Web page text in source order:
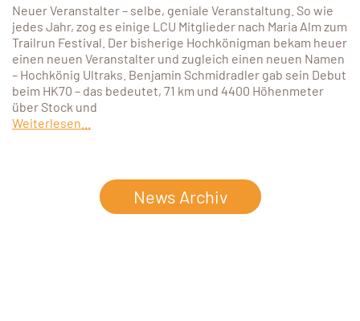
Neuer Veranstalter – selbe, geniale Veranstaltung. So wie
jedes Jahr, zog es einige LCU Mitglieder nach Maria Alm zum
Trailrun Festival. Der bisherige Hochkönigman bekam heuer
einen neuen Veranstalter und zugleich einen neuen Namen
– Hochkönig Ultraks. Benjamin Schmidradler gab sein Debut
beim HK70 – das bedeutet, 71 km und 4400 Höhenmeter
über Stock und
Weiterlesen...
News Archiv